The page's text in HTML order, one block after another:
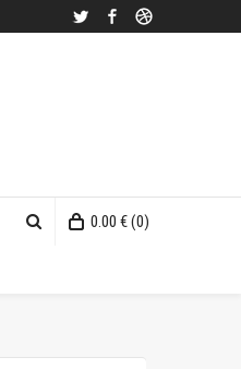
Twitter Facebook
0.00 €(0)